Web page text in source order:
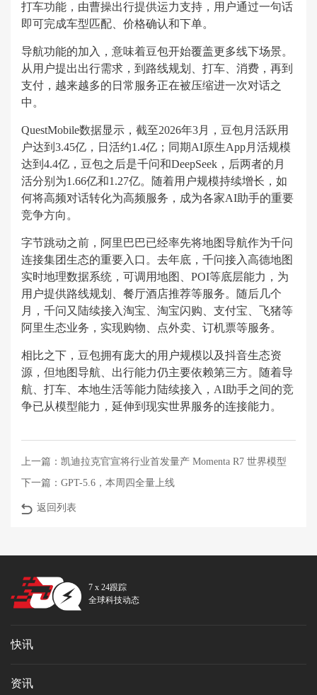
打车功能，由曹操出行提供运力支持，用户通过一句话
即可完成车型匹配、价格确认和下单。
导航功能的加入，意味着豆包开始覆盖更多线下场景。
从用户提出出行需求，到路线规划、打车、消费，再到
支付，越来越多的日常服务正在被压缩进一次对话之
中。
QuestMobile数据显示，截至2026年3月，豆包月活跃用
户达到3.45亿，日活约1.4亿；同期AI原生App月活规模
达到4.4亿，豆包之后是千问和DeepSeek，后两者的月
活分别为1.66亿和1.27亿。随着用户规模持续增长，如
何将高频对话转化为高频服务，成为各家AI助手的重要
竞争方向。
字节跳动之前，阿里巴巴已经率先将地图导航作为千问
连接集团生态的重要入口。去年底，千问接入高德地图
实时地理数据系统，可调用地图、POI等底层能力，为
用户提供路线规划、餐厅酒店推荐等服务。随后几个
月，千问又陆续接入淘宝、淘宝闪购、支付宝、飞猪等
阿里生态业务，实现购物、点外卖、订机票等服务。
相比之下，豆包拥有庞大的用户规模以及抖音生态资
源，但地图导航、出行能力仍主要依赖第三方。随着导
航、打车、本地生活等能力陆续接入，AI助手之间的竞
争已从模型能力，延伸到现实世界服务的连接能力。
上一篇： 凯迪拉克官宣将行业首发量产 Momenta R7 世界模型
下一篇： GPT-5.6，本周四全量上线
返回列表
7 x 24跟踪
全球科技动态
快讯
资讯